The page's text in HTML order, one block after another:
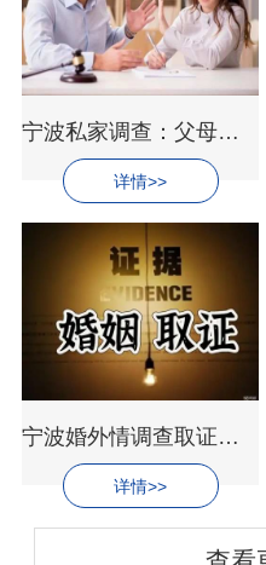
宁波私家调查：父母离婚 女儿学业费按约定承担责任
详情>>
宁波婚外情调查取证：女方出轨彩礼能要回么
详情>>